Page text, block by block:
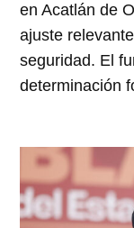
en Acatlán de
ajuste
seguridad. El
determinación